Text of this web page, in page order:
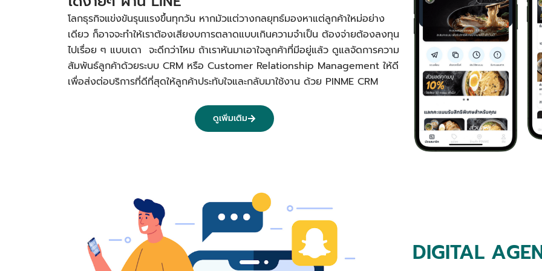
โลกธุรกิจแข่งขันรุนแรงขึ้นทุกวัน หากมัวแต่วางกลยุทธ์มองหาแต่ลูกค้าใหม่อย่าง
เดียว ก็อาจจะทำให้เราต้องเสียงบการตลาดแบบเกินความจำเป็น ต้องจ่ายต้องลงทุน
ไปเรื่อย ๆ แบบเดา จะดีกว่าไหม ถ้าเราหันมาเอาใจลูกค้าที่มีอยู่แล้ว ดูแลจัดการความ
สัมพันธ์ลูกค้าด้วยระบบ CRM หรือ Customer Relationship Management ให้ดี
เพื่อส่งต่อบริการที่ดีที่สุดให้ลูกค้าประทับใจและกลับมาใช้งาน ด้วย PINME CRM
ดูเพิ่มเติม
DIGITAL